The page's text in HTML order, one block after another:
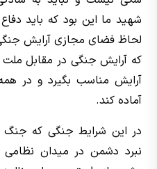
شهید ما این بود که باید
لحاظ فضای مجازی آرایش
که آرایش جنگی در مقابل ملت
آرایش مناسب بگیرد و در
آماده کند.
در این شرایط جنگی که جنگ
نبرد دشمن در میدان